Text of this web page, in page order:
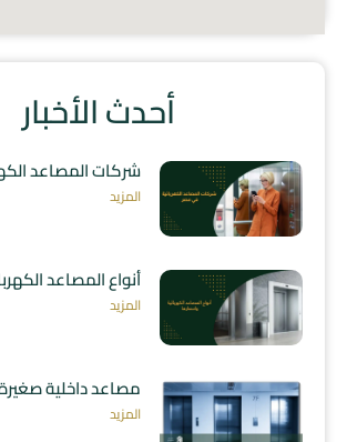
أحدث الأخبار
شركات المصاعد
المزيد
أنواع المصاعد
المزيد
مصاعد داخلية صغيرة
المزيد